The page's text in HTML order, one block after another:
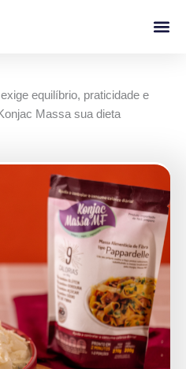
equilíbrio, praticidade e
Massa sua dieta